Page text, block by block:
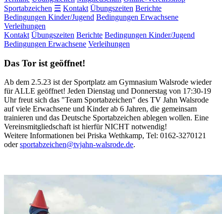
Sportabzeichen ☰ Kontakt Übungszeiten Berichte
Bedingungen Kinder/Jugend Bedingungen Erwachsene
Verleihungen
Kontakt Übungszeiten Berichte Bedingungen Kinder/Jugend
Bedingungen Erwachsene Verleihungen
Das Tor ist geöffnet!
Ab dem 2.5.23 ist der Sportplatz am Gymnasium Walsrode wieder
für ALLE geöffnet! Jeden Dienstag und Donnerstag von 17:30-19
Uhr freut sich das "Team Sportabzeichen" des TV Jahn Walsrode
auf viele Erwachsene und Kinder ab 6 Jahren, die gemeinsam
trainieren und das Deutsche Sportabzeichen ablegen wollen. Eine
Vereinsmitgliedschaft ist hierfür NICHT notwendig!
Weitere Informationen bei Priska Wethkamp, Tel: 0162-3270121
odersportabzeichen@tvjahn-walsrode.de.